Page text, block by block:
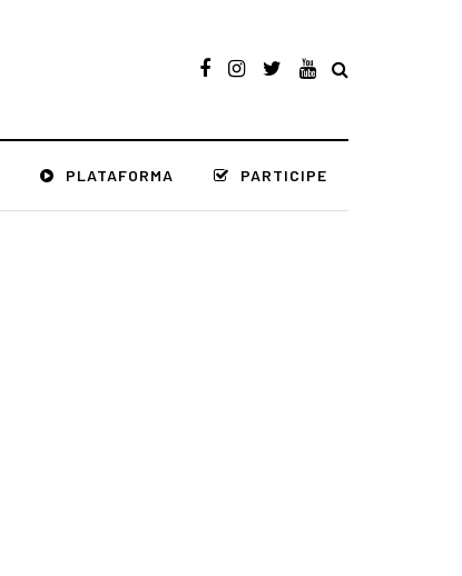
PLATAFORMA PARTICIPE